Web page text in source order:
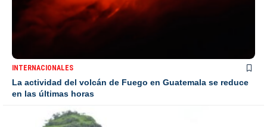
INTERNACIONALES
La actividad del volcán de Fuego en Guatemala se reduce
en las últimas horas